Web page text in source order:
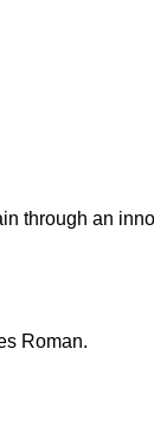
through an
Roman.